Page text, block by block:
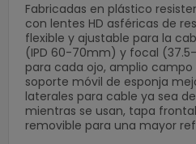
Fabricadas en plástico
con lentes HD asféricas de
flexible y ajustable para la
(IPD 60-70mm) y focal
para cada ojo, amplio campo
soporte móvil de esponja
laterales para cable ya sea
mientras se usan, tapa
removible para una mayor